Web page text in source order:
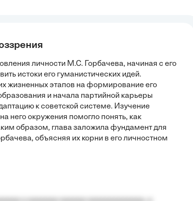
личности М.С. Горбачева, начиная с его
истоки его гуманистических идей.
жизненных этапов на формирование его
и начала партийной карьеры
к советской системе. Изучение
него окружения помогло понять, как
образом, глава заложила фундамент для
объясняя их корни в его личностном